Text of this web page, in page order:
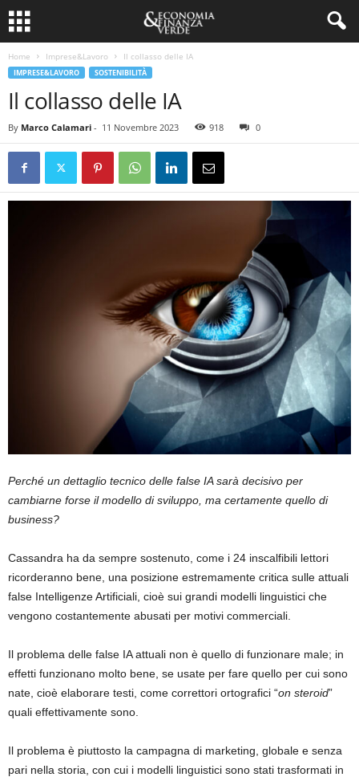
Home Imprese&Lavoro Il collasso delle IA
IMPRESE&LAVORO SOSTENIBILITÀ
Il collasso delle IA
By Marco Calamari - 11 Novembre 2023 918 0
Perché un dettaglio tecnico delle false IA sarà decisivo per
cambiarne forse il modello di sviluppo, ma certamente quello di
business?
Cassandra ha da sempre sostenuto, come i 24 inscalfibili lettori
ricorderanno bene, una posizione estremamente critica sulle attuali
false Intelligenze Artificiali, cioè sui grandi modelli linguistici che
vengono costantemente abusati per motivi commerciali.
Il problema delle false IA attuali non è quello di funzionare male; in
effetti funzionano molto bene, se usate per fare quello per cui sono
nate, cioè elaborare testi, come correttori ortografici “on steroid”
quali effettivamente sono.
Il problema è piuttosto la campagna di marketing, globale e senza
pari nella storia, con cui i modelli linguistici sono stati trasformati in